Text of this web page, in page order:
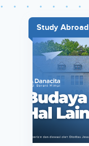
Study Abroad